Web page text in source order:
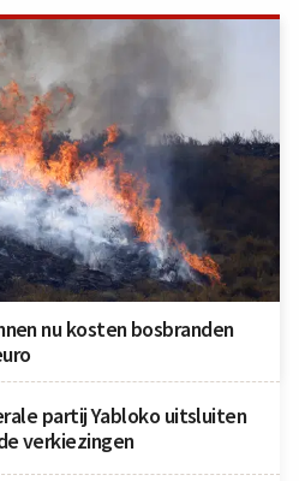
nu kosten bosbranden
partij Yabloko uitsluiten
verkiezingen